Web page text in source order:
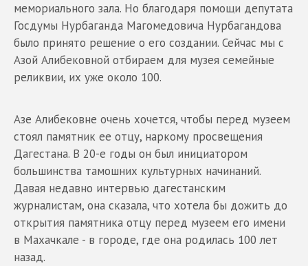
мемориального зала. Но благодаря помощи депутата
Госдумы Нурбаганда Магомедовича Нурбагандова
было принято решение о его создании. Сейчас мы с
Азой Алибековной отбираем для музея семейные
реликвии, их уже около 100.
Азе Алибековне очень хочется, чтобы перед музеем
стоял памятник ее отцу, наркому просвещения
Дагестана. В 20-е годы он был инициатором
большинства тамошних культурных начинаний.
Давая недавно интервью дагестанским
журналистам, она сказала, что хотела бы дожить до
открытия памятника отцу перед музеем его имени
в Махачкале - в городе, где она родилась 100 лет
назад.